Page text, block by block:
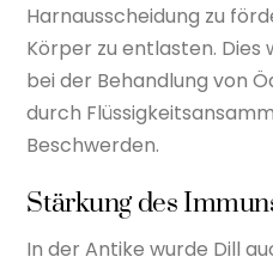
Harnausscheidung zu
Körper zu entlasten.
bei der Behandlung von
durch
Beschwerden.
Stärkung des
In der Antike wurde Dill